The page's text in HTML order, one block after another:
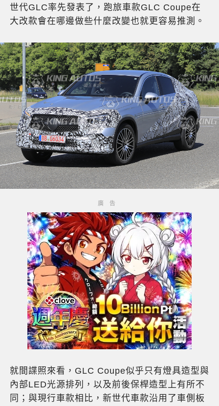
世代GLC率先發表了，跑旅車款GLC Coupe在
大改款會在哪邊做些什麼改變也就更容易推測。
就間諜照來看，GLC Coupe似乎只有燈具造型與
內部LED光源排列，以及前後保桿造型上有所不
同；與現行車款相比，新世代車款沿用了車側板